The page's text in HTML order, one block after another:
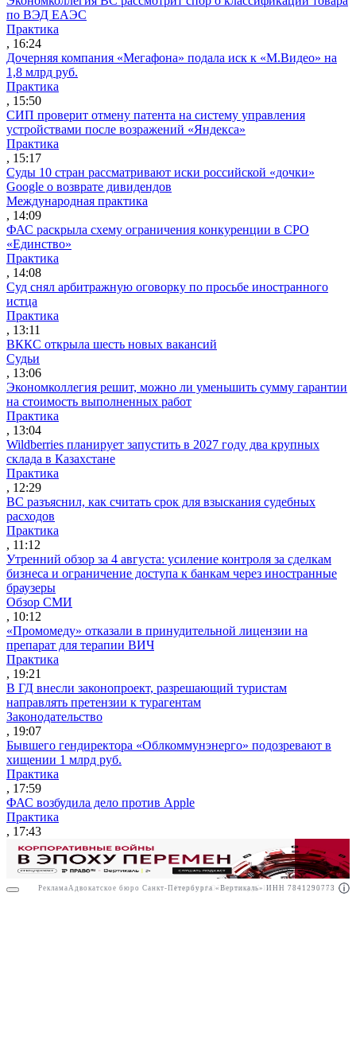
Реклама АО"Право.ру" ИНН: 7708095468
по ВЭД ЕАЭС
Практика
, 16:24
Дочерняя компания «Мегафона» подала иск к «М.Видео» на
1,8 млрд руб.
Практика
, 15:50
СИП проверит отмену патента на систему управления
устройствами после возражений «Яндекса»
Практика
, 15:17
Суды 10 стран рассматривают иски российской «дочки»
Google о возврате дивидендов
Международная практика
, 14:09
ФАС раскрыла схему ограничения конкуренции в СРО
«Единство»
Практика
, 14:08
Суд снял арбитражную оговорку по просьбе иностранного
истца
Практика
, 13:11
ВККС открыла шесть новых вакансий
Судьи
, 13:06
Экономколлегия решит, можно ли уменьшить сумму гарантии
на стоимость выполненных работ
Практика
, 13:04
Wildberries планирует запустить в 2027 году два крупных
склада в Казахстане
Практика
, 12:29
ВС разъяснил, как считать срок для взыскания судебных
расходов
Практика
, 11:12
Утренний обзор за 4 августа: усиление контроля за сделкам
бизнеса и ограничение доступа к банкам через иностранные
браузеры
Обзор СМИ
, 10:12
«Промомеду» отказали в принудительной лицензии на
препарат для терапии ВИЧ
Практика
, 19:21
В ГД внесли законопроект, разрешающий туристам
направлять претензии к турагентам
Законодательство
, 19:07
Бывшего гендиректора «Облкоммунэнерго» подозревают в
хищении 1 млрд руб.
Практика
, 17:59
ФАС возбудила дело против Apple
Практика
, 17:43
Реклама Адвокатское бюро Санкт-Петербурга «Вертикаль» ИНН 7841290773